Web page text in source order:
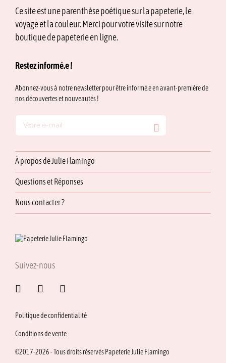
choisies
sur
la
produit
Ce site est une parenthèse poétique sur la papeterie, le
voyage et la couleur. Merci pour votre visite sur notre
boutique de papeterie en ligne.
Restez informé.e !
Abonnez-vous à notre newsletter pour être informé.e en avant-première de
nos découvertes et nouveautés !
À propos de Julie Flamingo
Questions et Réponses
Nous contacter ?
Suivez-nous
Politique de confidentialité
Conditions de vente
©2017-2026 - Tous droits réservés Papeterie Julie Flamingo